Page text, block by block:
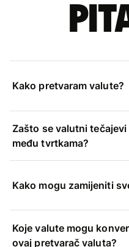
Kako pretvaram valute?
Zašto se valutni
među tvrtkama?
Kako mogu zamijeniti
Koje valute mogu
ovaj pretvarač valuta?